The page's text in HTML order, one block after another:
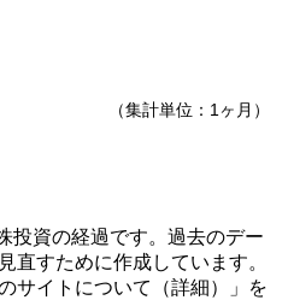
（集計単位：1ヶ月）
投資の経過です。過去のデー
直すために作成しています。
サイトについて（詳細）」を